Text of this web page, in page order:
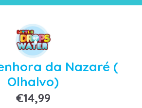
da Nazaré (
Olhalvo)
€14,99